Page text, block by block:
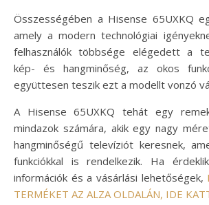
Összességében a Hisense 65UXKQ
amely a modern technológiai
felhasználók többsége elégedett a
kép- és hangminőség, az okos
együttesen teszik ezt a modellt vonzó
A Hisense 65UXKQ tehát egy
mindazok számára, akik egy nagy
hangminőségű televíziót keresnek,
funkciókkal is rendelkezik. Ha
információk és a vásárlási lehetőségek,
TERMÉKET AZ ALZA OLDALÁN, IDE